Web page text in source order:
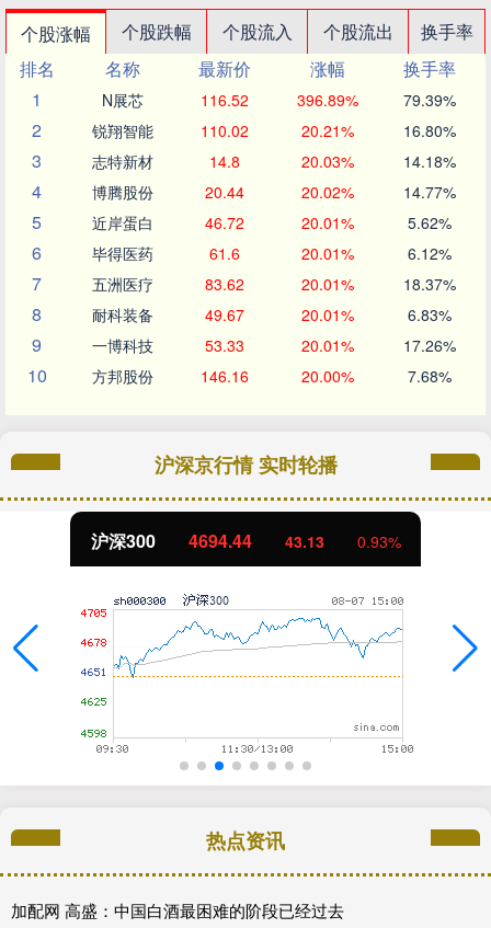
个股涨幅 个股跌幅 个股流入 个股流出
换手率
排名
名称 最新价 涨幅
换手率
1
N展芯 116.52 396.89% 79.39%
2 锐翔智能 110.02 20.21% 16.80%
3 志特新材 14.8 20.03% 14.18%
4 博腾股份 20.44 20.02% 14.77%
5 近岸蛋白 46.72 20.01% 5.62%
6 毕得医药 61.6 20.01% 6.12%
7 五洲医疗 83.62 20.01% 18.37%
8 耐科装备 49.67 20.01% 6.83%
9 一博科技 53.33 20.01% 17.26%
10 方邦股份 146.16 20.00% 7.68%
沪深京行情 实时轮播
沪深300 4694.44 43.13 0.93%
热点资讯
加配网 高盛：中国白酒最困难的阶段已经过去